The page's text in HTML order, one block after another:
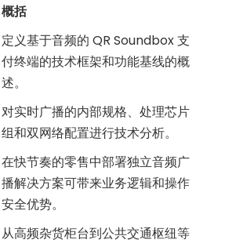
概括
定义基于音频的 QR Soundbox 支
付终端的技术框架和功能基线的概
述。
对实时广播的内部规格、处理芯片
组和双网络配置进行技术分析。
在快节奏的零售中部署独立音频广
播解决方案可带来业务逻辑和操作
安全优势。
从高频杂货柜台到公共交通枢纽等